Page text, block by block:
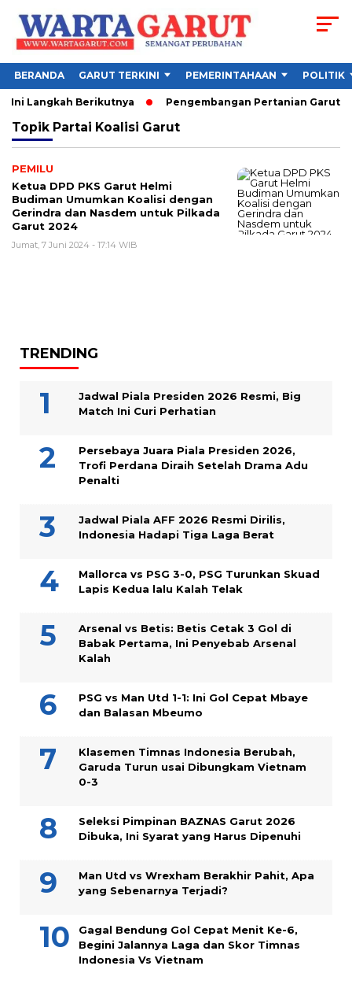
BERANDA GARUT TERKINI PEMERINTAHAAN POLITIK
Ini Langkah Berikutnya Pengembangan Pertanian Garut
Topik Partai Koalisi Garut
PEMILU
Ketua DPD PKS Garut Helmi
Budiman Umumkan Koalisi dengan
Gerindra dan Nasdem untuk Pilkada
Garut 2024
Jumat, 7 Juni 2024 - 17:14 WIB
TRENDING
Jadwal Piala Presiden 2026 Resmi, Big
Match Ini Curi Perhatian
Persebaya Juara Piala Presiden 2026,
Trofi Perdana Diraih Setelah Drama Adu
Penalti
Jadwal Piala AFF 2026 Resmi Dirilis,
Indonesia Hadapi Tiga Laga Berat
Mallorca vs PSG 3-0, PSG Turunkan Skuad
Lapis Kedua lalu Kalah Telak
Arsenal vs Betis: Betis Cetak 3 Gol di
Babak Pertama, Ini Penyebab Arsenal
Kalah
PSG vs Man Utd 1-1: Ini Gol Cepat Mbaye
dan Balasan Mbeumo
Klasemen Timnas Indonesia Berubah,
Garuda Turun usai Dibungkam Vietnam
0-3
Seleksi Pimpinan BAZNAS Garut 2026
Dibuka, Ini Syarat yang Harus Dipenuhi
Man Utd vs Wrexham Berakhir Pahit, Apa
yang Sebenarnya Terjadi?
Gagal Bendung Gol Cepat Menit Ke-6,
Begini Jalannya Laga dan Skor Timnas
Indonesia Vs Vietnam